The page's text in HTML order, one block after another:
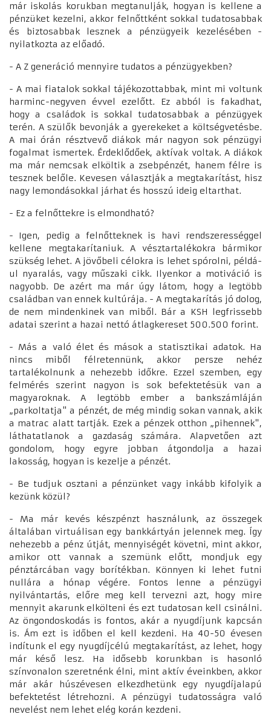
már iskolás korukban megtanulják, hogyan is kellene a
pénzüket kezelni, akkor felnőttként sokkal tudatosabbak
és biztosabbak lesznek a pénzügyeik kezelésében -
nyilatkozta az előadó.
- A Z generáció mennyire tudatos a pénzügyekben?
- A mai fiatalok sokkal tájékozottabbak, mint mi voltunk
harminc-negyven évvel ezelőtt. Ez abból is fakadhat,
hogy a családok is sokkal tudatosabbak a pénzügyek
terén. A szülők bevonják a gyerekeket a költségvetésbe.
A mai órán résztvevő diákok már nagyon sok pénzügyi
fogalmat ismertek. Érdeklődőek, aktívak voltak. A diákok
ma már nemcsak elköltik a zsebpénzét, hanem félre is
tesznek belőle. Kevesen választják a megtakarítást, hisz
nagy lemondásokkal járhat és hosszú ideig eltarthat.
- Ez a felnőttekre is elmondható?
- Igen, pedig a felnőtteknek is havi rendszerességgel
kellene megtakarítaniuk. A vésztartalékokra bármikor
szükség lehet. A jövőbeli célokra is lehet spórolni, példá-
ul nyaralás, vagy műszaki cikk. Ilyenkor a motiváció is
nagyobb. De azért ma már úgy látom, hogy a legtöbb
családban van ennek kultúrája. - A megtakarítás jó dolog,
de nem mindenkinek van miből. Bár a KSH legfrissebb
adatai szerint a hazai nettó átlagkereset 500.500 forint.
- Más a való élet és mások a statisztikai adatok. Ha
nincs miből félretennünk, akkor persze nehéz
tartalékolnunk a nehezebb időkre. Ezzel szemben, egy
felmérés szerint nagyon is sok befektetésük van a
magyaroknak. A legtöbb ember a bankszámláján
„parkoltatja" a pénzét, de még mindig sokan vannak, akik
a matrac alatt tartják. Ezek a pénzek otthon „pihennek",
láthatatlanok a gazdaság számára. Alapvetően azt
gondolom, hogy egyre jobban átgondolja a hazai
lakosság, hogyan is kezelje a pénzét.
- Be tudjuk osztani a pénzünket vagy inkább kifolyik a
kezünk közül?
- Ma már kevés készpénzt használunk, az összegek
általában virtuálisan egy bankkártyán jelennek meg. Így
nehezebb a pénz útját, mennyiségét követni, mint akkor,
amikor ott vannak a szemünk előtt, mondjuk egy
pénztárcában vagy borítékban. Könnyen ki lehet futni
nullára a hónap végére. Fontos lenne a pénzügyi
nyilvántartás, előre meg kell tervezni azt, hogy mire
mennyit akarunk elkölteni és ezt tudatosan kell csinálni.
Az öngondoskodás is fontos, akár a nyugdíjunk kapcsán
is. Ám ezt is időben el kell kezdeni. Ha 40-50 évesen
indítunk el egy nyugdíjcélú megtakarítást, az lehet, hogy
már késő lesz. Ha idősebb korunkban is hasonló
színvonalon szeretnénk élni, mint aktív éveinkben, akkor
már akár húszévesen elkezdhetünk egy nyugdíjalapú
befektetést létrehozni. A pénzügyi tudatosságra való
nevelést nem lehet elég korán kezdeni.